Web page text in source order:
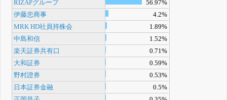
RIZAPグループ
56.97%
伊藤忠商事
4.2%
MRK HD社員持株会
1.89%
中島和信
1.52%
楽天証券共有口
0.71%
大和証券
0.59%
野村證券
0.53%
日本証券金融
0.5%